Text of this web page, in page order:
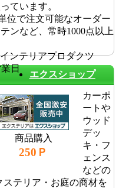
ています。
位で注文可能なオーダー
ンなど、常時1000点以上
ンテリアプロダクツ
日
エクスショップ
商品購入
250Ｐ
カーポ
ートや
ウッド
デッ
キ・フ
ェンス
などの
ステリア・お庭の商材を